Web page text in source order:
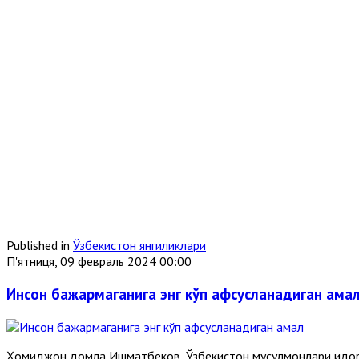
Published in Ўзбекистон янгиликлари
П'ятниця, 09 февраль 2024 00:00
Инсон бажармаганига энг кўп афсусланадиган амал
Ҳомиджон домла Ишматбеков, Ўзбекистон мусулмонлари